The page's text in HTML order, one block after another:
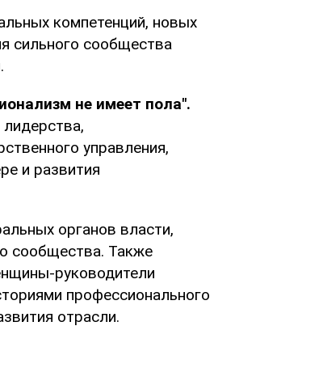
компетенций, новых
сильного сообщества
не имеет пола".
управления,
и развития
органов власти,
сообщества. Также
руководители
профессионального
отрасли.